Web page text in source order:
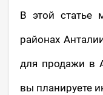
В этой статье
районах
для продажи в
вы планируете